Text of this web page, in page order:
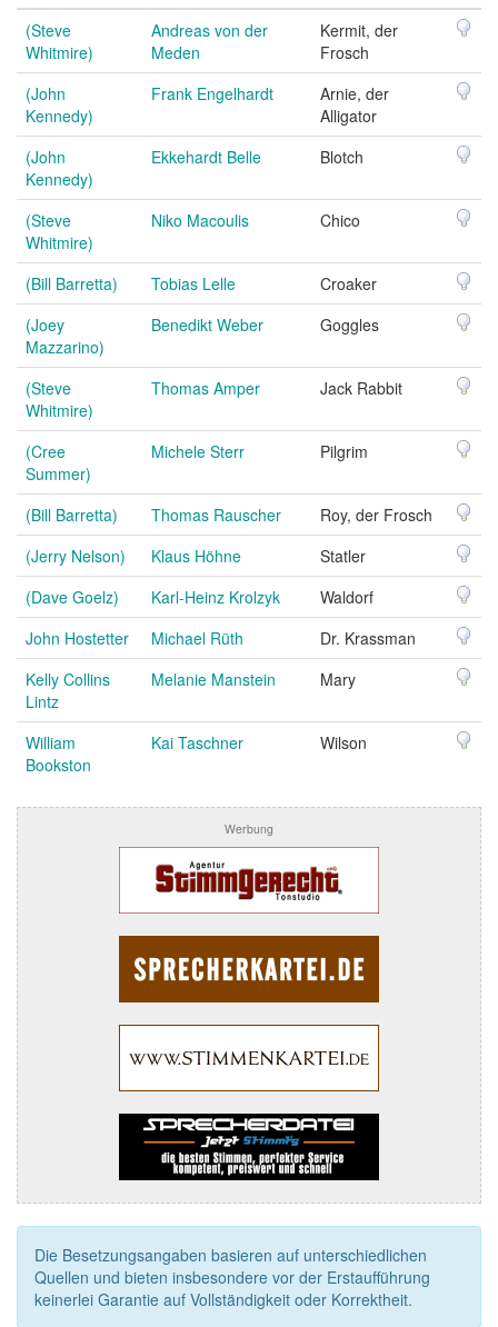
(Steve
Whitmire)
Andreas von der
Meden
Kermit, der
Frosch
(John
Kennedy)
Frank Engelhardt
Arnie, der
Alligator
(John
Kennedy)
Ekkehardt Belle Blotch
(Steve
Whitmire)
Niko Macoulis Chico
(Bill Barretta) Tobias Lelle
Croaker
(Joey
Mazzarino)
Benedikt Weber Goggles
(Steve
Whitmire)
Thomas Amper Jack Rabbit
(Cree
Summer)
Michele Sterr Pilgrim
(Bill Barretta) Thomas Rauscher
Roy, der Frosch
(Jerry Nelson)
Klaus Höhne
Statler
(Dave Goelz)
Karl-Heinz Krolzyk
Waldorf
John Hostetter
Michael Rüth
Dr. Krassman
Kelly Collins
Lintz
Melanie Manstein Mary
William
Bookston
Kai Taschner Wilson
Werbung
Die Besetzungsangaben basieren auf unterschiedlichen
Quellen und bieten insbesondere vor der Erstaufführung
keinerlei Garantie auf Vollständigkeit oder Korrektheit.